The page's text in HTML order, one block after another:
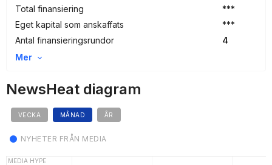
Total finansiering
***
Eget kapital som anskaffats
***
Antal finansieringsrundor
4
Mer
NewsHeat diagram
VECKA MÅNAD ÅR
NYHETER FRÅN MEDIA